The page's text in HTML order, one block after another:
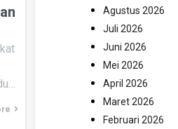
Agustus 2026
Juli 2026
Juni 2026
Mei 2026
April 2026
Maret 2026
Februari 2026